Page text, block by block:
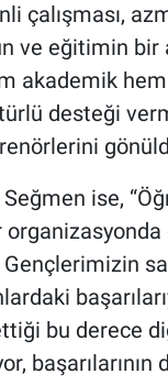
çalışması,
ve eğitimin
akademik
desteği
ise,
Gençlerimizin
bu derece
başarılarının